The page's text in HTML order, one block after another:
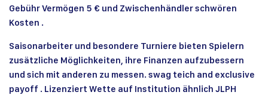
Gebühr Vermögen 5 € und Zwischenhändler schwören
Kosten .
Saisonarbeiter und besondere Turniere bieten Spielern
zusätzliche Möglichkeiten, ihre Finanzen aufzubessern
und sich mit anderen zu messen. swag teich and exclusive
payoff . Lizenziert Wette auf Institution ähnlich JLPH